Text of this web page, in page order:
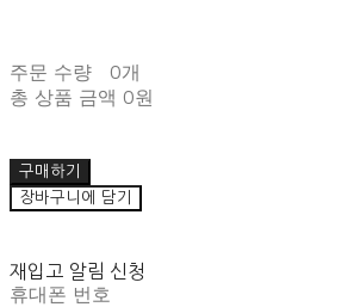
주문 수량
0개
총 상품 금액 0원
구매하기
장바구니에 담기
재입고 알림 신청
휴대폰 번호